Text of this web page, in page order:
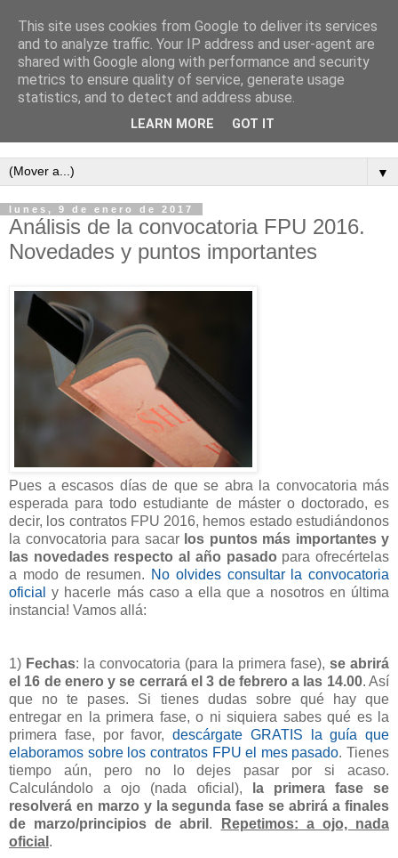
Enrique Baleriola.
Investigación en
controversias sociales
▼
lunes, 9 de enero de 2017
Análisis de la convocatoria FPU 2016.
Novedades y puntos importantes
Pues a escasos días de que se abra la convocatoria más
esperada para todo estudiante de máster o doctorado, es
decir, los contratos FPU 2016, hemos estado estudiándonos
la convocatoria para sacar los puntos más importantes y
las novedades respecto al año pasado para ofrecértelas
a modo de resumen. No olvides consultar la convocatoria
oficial
y hacerle más caso a ella que a nosotros en última
instancia! Vamos allá:
1) Fechas: la convocatoria (para la primera fase), se abrirá
el 16 de enero y se cerrará el 3 de febrero a las 14.00. Así
que no te pases. Si tienes dudas sobre qué hay que
entregar en la primera fase, o ni siquiera sabes qué es la
primera fase, por favor, descárgate GRATIS la guía que
elaboramos sobre los contratos FPU el mes pasado. Tienes
tiempo aún, pero no lo dejes pasar por si acaso.
Calculándolo a ojo (nada oficial),
la primera fase se
resolverá en marzo y la segunda fase se abrirá a finales
de marzo/principios de abril .
Repetimos: a ojo, nada
oficial .
This site uses cookies from Google to deliver its services
and to analyze traffic. Your IP address and user-agent are
shared with Google along with performance and security
metrics to ensure quality of service, generate usage
statistics, and to detect and address abuse.
LEARN MORE GOT IT